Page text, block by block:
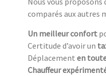
comparés aux autres
Un meilleur confort
Certitude d’avoir un
Déplacement en
Chauffeur